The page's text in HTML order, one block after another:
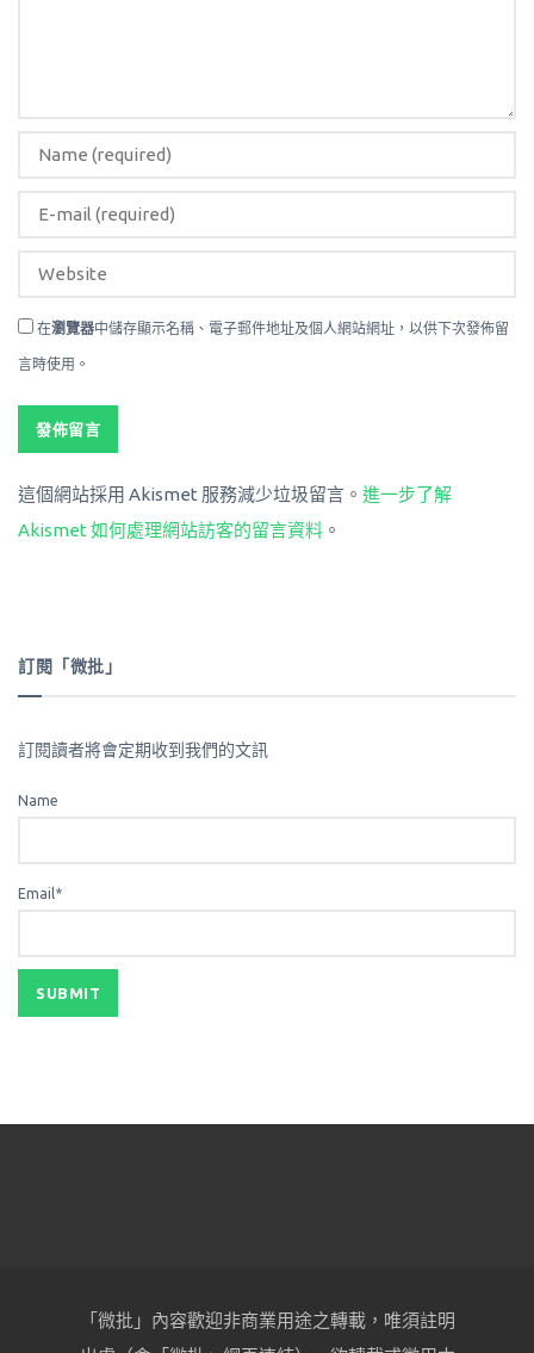
在瀏覽器中儲存顯示名稱、電子郵件地址及個人網站網址，以供下次發佈留
言時使用。
這個網站採用 Akismet 服務減少垃圾留言。 進一步了解
Akismet 如何處理網站訪客的留言資料 。
訂閱「微批」
訂閱讀者將會定期收到我們的文訊
Name
Email*
「微批」內容歡迎非商業用途之轉載，唯須註明